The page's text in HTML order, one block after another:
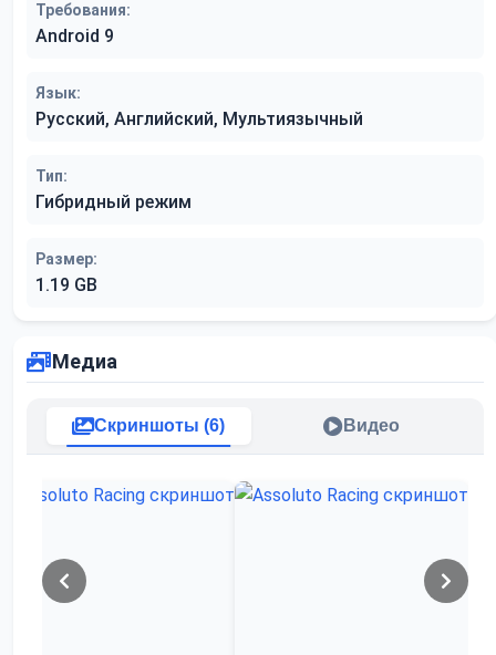
Требования:
Android 9
Язык:
Русский, Английский, Мультиязычный
Тип:
Гибридный режим
Размер:
1.19 GB
Медиа
Скриншоты (6) Видео